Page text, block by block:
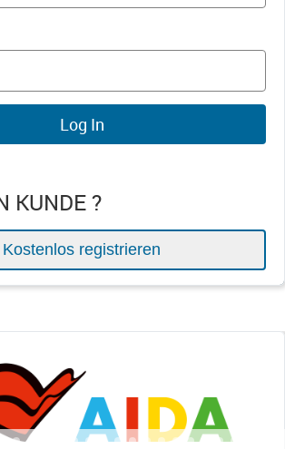
KUNDE ?
Kostenlos registrieren